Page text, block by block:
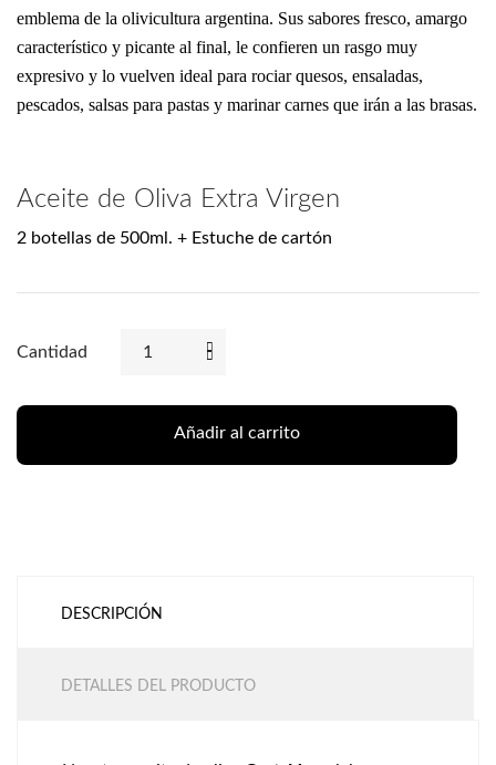
emblema de la olivicultura argentina. Sus sabores fresco, amargo
característico y picante al final, le confieren un rasgo muy
expresivo y lo vuelven ideal para rociar quesos, ensaladas,
pescados, salsas para pastas y marinar carnes que irán a las brasas.
Aceite de Oliva Extra Virgen
2 botellas de 500ml. + Estuche de cartón
Cantidad
Añadir al carrito
DESCRIPCIÓN
DETALLES DEL PRODUCTO